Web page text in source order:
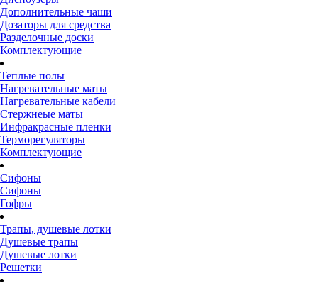
Дополнительные чаши
Дозаторы для средства
Разделочные доски
Комплектующие
Теплые полы
Нагревательные маты
Нагревательные кабели
Стержнеые маты
Инфракрасные пленки
Терморегуляторы
Комплектующие
Сифоны
Сифоны
Гофры
Трапы, душевые лотки
Душевые трапы
Душевые лотки
Решетки